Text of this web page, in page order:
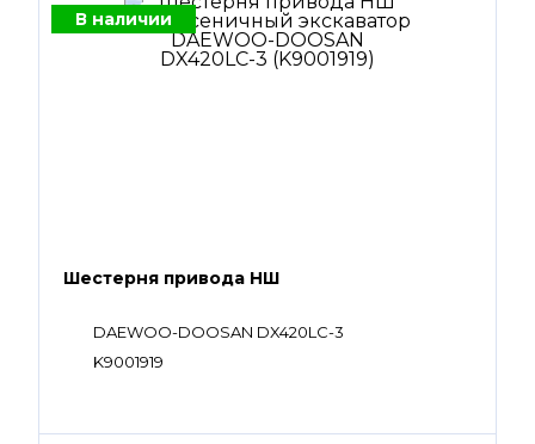
В наличии
Шестерня привода НШ
DAEWOO-DOOSAN DX420LC-3
K9001919